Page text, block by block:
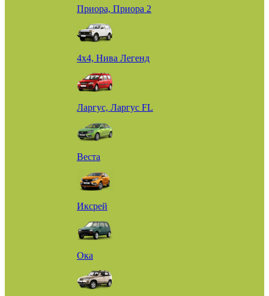
Приора, Приора 2
4х4, Нива Легенд
Ларгус, Ларгус FL
Веста
Иксрей
Ока